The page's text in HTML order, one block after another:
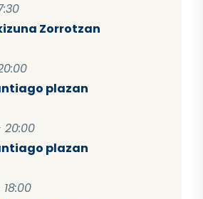
Zorrotzan
plazan
20:00
plazan